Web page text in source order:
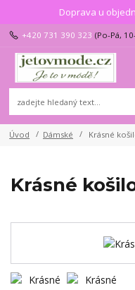
Doprava u
+420 731 390 323 (Po-Pá,
Úvod Dámské Krásné
Krásné